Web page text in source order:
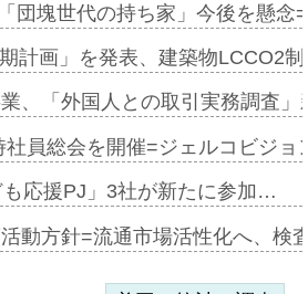
団塊世代の持ち家」今後を懸
計画」を発表、建築物LCCO2
、「外国人との取引実務調査
社員総会を開催=ジェルコビジ
応援PJ」3社が新たに参加…
動方針=流通市場活性化へ、検